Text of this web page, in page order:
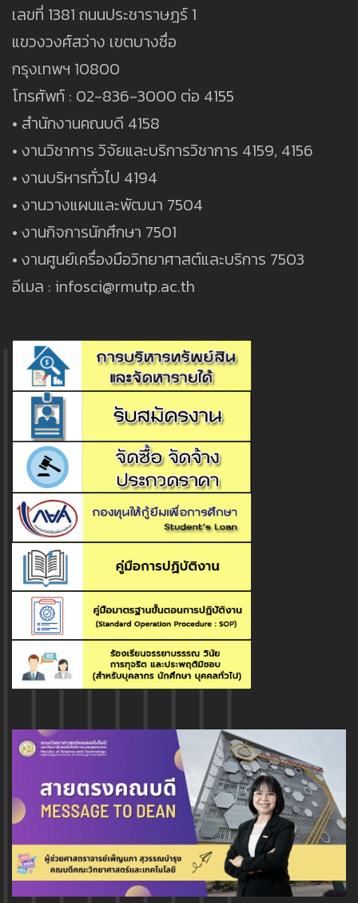
เลขที่ 1381 ถนนประชาราษฎร์ 1
แขวงวงศ์สว่าง เขตบางซื่อ
กรุงเทพฯ 10800
โทรศัพท์ : 02-836-3000 ต่อ 4155
• สำนักงานคณบดี 4158
• งานวิชาการ วิจัยและบริการวิชาการ 4159, 4156
• งานบริหารทั่วไป 4194
• งานวางแผนและพัฒนา 7504
• งานกิจการนักศึกษา 7501
• งานศูนย์เครื่องมือวิทยาศาสต์และบริการ 7503
อีเมล : infosci@rmutp.ac.th